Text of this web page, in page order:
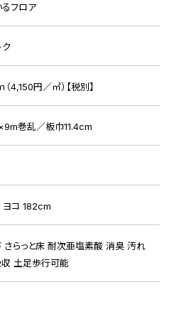
るフロア
ク
4,150円／㎡）【税別】
巻乱／板巾11.4cm
コ 182cm
らっと床 耐次亜塩素酸 消臭 汚れ
土足歩行可能